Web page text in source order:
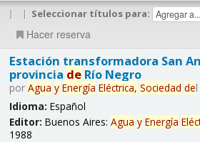
| | Seleccionar títulos para:
Hacer reserva
Estación transformadora San
provincia deRío Negro
por Agua y Energía Eléctrica, Sociedad del
Idioma: Español
Editor: Buenos Aires: Agua y Energía
1988